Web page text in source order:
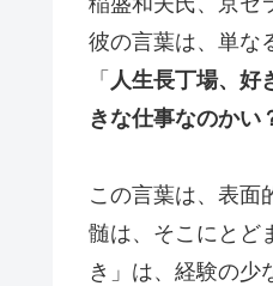
彼の言葉は、単な
「 人生長丁場、好
きな仕事なのかい
この言葉は、表面
髄は、そこにとど
き」は、経験の少